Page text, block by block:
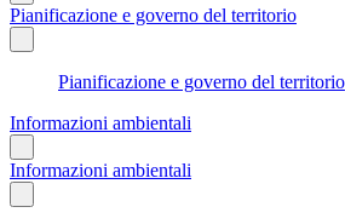
Pianificazione e governo del territorio
Pianificazione e governo del territorio
Informazioni ambientali
Informazioni ambientali